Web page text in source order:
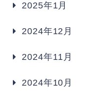
2025年1月
2024年12月
2024年11月
2024年10月